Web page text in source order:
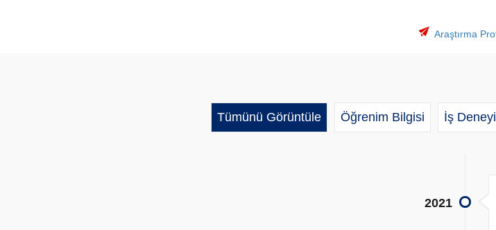
Araştırma
Tümünü Görüntüle Öğrenim Bilgisi İş
2021